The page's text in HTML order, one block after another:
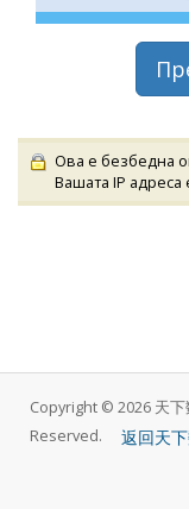
Ова е безбедна
Вашата IP адреса
Copyright © 2026 天下
Reserved.
返回天